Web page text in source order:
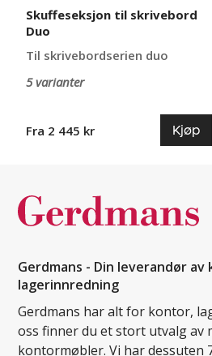
Skuffeseksjon til skrivebord
Duo
Til skrivebordserien duo
5 varianter
Fra 2 445 kr Kjøp
Gerdmans - Din leverandør
lagerinnredning
Gerdmans har alt for kontor,
oss finner du et stort utvalg av
kontormøbler. Vi har dessuten